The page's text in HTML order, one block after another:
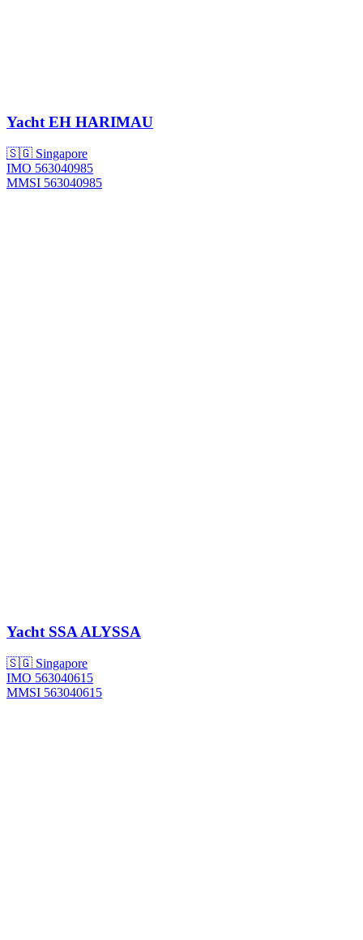
Yacht EH HARIMAU
🇸🇬 Singapore
IMO 563040985
MMSI 563040985
YachtSSA ALYSSA
🇸🇬 Singapore
IMO 563040615
MMSI 563040615